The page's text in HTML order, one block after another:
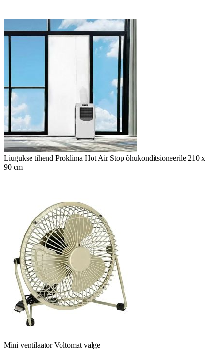
Liugukse tihend Proklima Hot Air Stop õhukonditsioneerile 210 x
90 cm
Mini ventilaator Voltomat valge